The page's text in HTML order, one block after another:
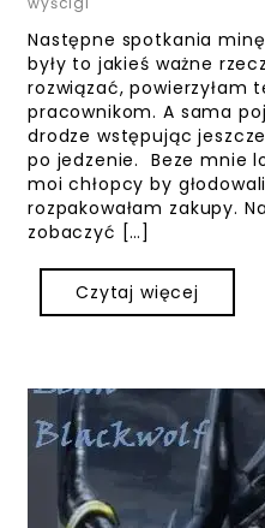
Następne spotkania
były to jakieś ważne
rozwiązać, powierzyłam
pracownikom. A sama
drodze wstępując
po jedzenie. Beze mnie
moi chłopcy by
rozpakowałam zakupy.
zobaczyć […]
Czytaj więcej